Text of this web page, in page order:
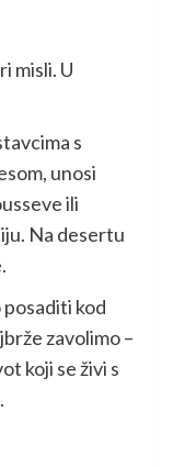
misli. U
s
unosi
ili
Na desertu
kod
zavolimo –
koji se živi s